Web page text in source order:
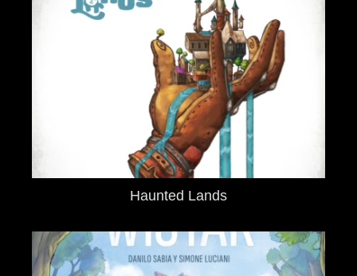
Haunted Lands